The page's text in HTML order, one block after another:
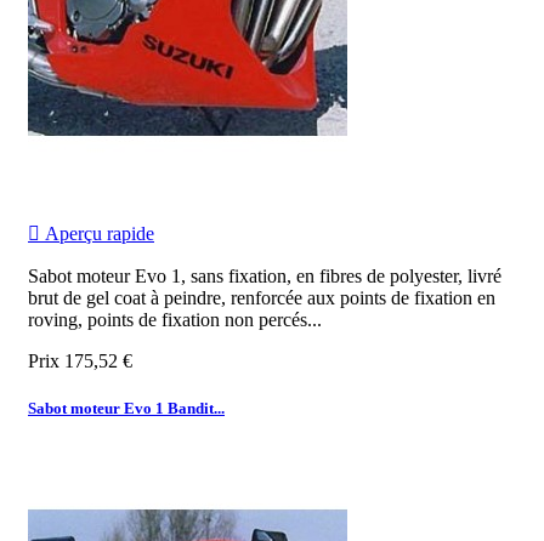
 Aperçu rapide
Sabot moteur Evo 1, sans fixation, en fibres de polyester, livré
brut de gel coat à peindre, renforcée aux points de fixation en
roving, points de fixation non percés...
Prix 175,52 €
Sabot moteur Evo 1 Bandit...